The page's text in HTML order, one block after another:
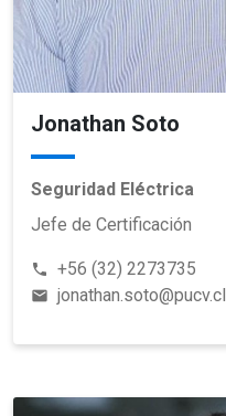
Jonathan Soto
Seguridad Eléctrica
Jefe de Certificación
phone +56 (32) 2273735
email jonathan.soto@pucv.cl